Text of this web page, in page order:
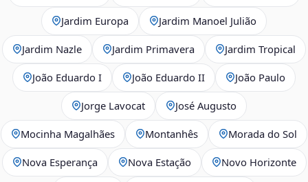
Jardim Europa Jardim Manoel Julião
Jardim Nazle Jardim Primavera Jardim Tropical
João Eduardo I João Eduardo II João Paulo
Jorge Lavocat José Augusto
Mocinha Magalhães Montanhês Morada do Sol
Nova Esperança Nova Estação Novo Horizonte